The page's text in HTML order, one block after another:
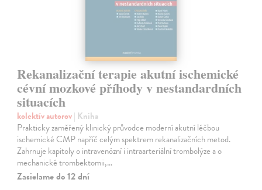
Rekanalizační terapie akutní ischemické
cévní mozkové příhody v nestandardních
situacích
kolektív autorov| Kniha
Prakticky zaměřený klinický průvodce moderní akutní léčbou
ischemické CMP napříč celým spektrem rekanalizačních metod.
Zahrnuje kapitoly o intravenózní i intraarteriální trombolýze a o
mechanické trombektomii,…
Zasielame do 12 dní